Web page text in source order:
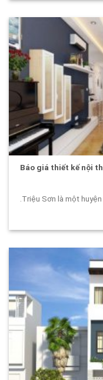
Báo giá thiết kế nội
.Triệu Sơn là một